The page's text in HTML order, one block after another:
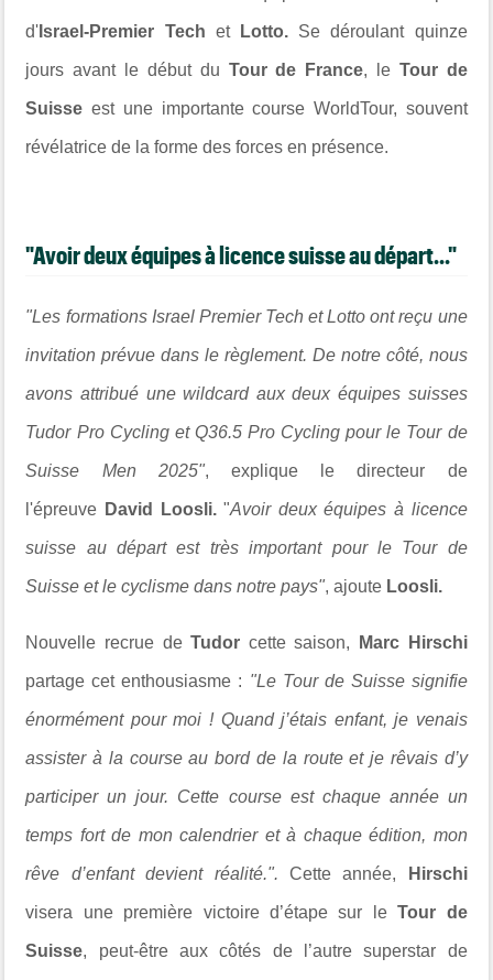
d' Israel-Premier Tech et Lotto. Se déroulant quinze
jours avant le début du Tour de France, le Tour de
Suisseest une importante course WorldTour, souvent
révélatrice de la forme des forces en présence.
"Avoir deux équipes à licence suisse au départ..."
"Les formations Israel Premier Tech et Lotto ont reçu une
invitation prévue dans le règlement. De notre côté, nous
avons attribué une wildcard aux deux équipes suisses
Tudor Pro Cycling et Q36.5 Pro Cycling pour le Tour de
Suisse Men 2025", explique le directeur de
l'épreuve David Loosli."Avoir deux équipes à licence
suisse au départ est très important pour le Tour de
Suisse et le cyclisme dans notre pays", ajoute Loosli.
Nouvelle recrue deTudor cette saison, Marc Hirschi
partage cet enthousiasme : "Le Tour de Suisse signifie
énormément pour moi ! Quand j’étais enfant, je venais
assister à la course au bord de la route et je rêvais d’y
participer un jour. Cette course est chaque année un
temps fort de mon calendrier et à chaque édition, mon
rêve d’enfant devient réalité.". Cette année, Hirschi
visera une première victoire d’étape sur leTour de
Suisse, peut-être aux côtés de l’autre superstar de